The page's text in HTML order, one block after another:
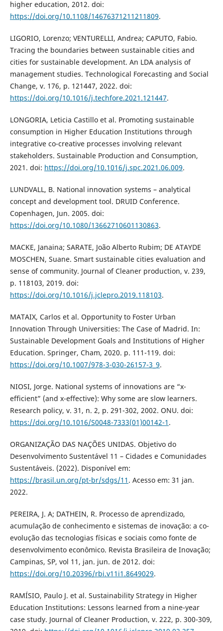
higher education, 2012. doi:
https://doi.org/10.1108/14676371211211809.
LIGORIO, Lorenzo; VENTURELLI, Andrea; CAPUTO, Fabio.
Tracing the boundaries between sustainable cities and
cities for sustainable development. An LDA analysis of
management studies. Technological Forecasting and Social
Change, v. 176, p. 121447, 2022. doi:
https://doi.org/10.1016/j.techfore.2021.121447.
LONGORIA, Leticia Castillo et al. Promoting sustainable
consumption in Higher Education Institutions through
integrative co-creative processes involving relevant
stakeholders. Sustainable Production and Consumption,
2021. doi: https://doi.org/10.1016/j.spc.2021.06.009.
LUNDVALL, B. National innovation systems – analytical
concept and development tool. DRUID Conference.
Copenhagen, Jun. 2005. doi:
https://doi.org/10.1080/13662710601130863.
MACKE, Janaina; SARATE, João Alberto Rubim; DE ATAYDE
MOSCHEN, Suane. Smart sustainable cities evaluation and
sense of community. Journal of Cleaner production, v. 239,
p. 118103, 2019. doi:
https://doi.org/10.1016/j.jclepro.2019.118103.
MATAIX, Carlos et al. Opportunity to Foster Urban
Innovation Through Universities: The Case of Madrid. In:
Sustainable Development Goals and Institutions of Higher
Education. Springer, Cham, 2020. p. 111-119. doi:
https://doi.org/10.1007/978-3-030-26157-3_9.
NIOSI, Jorge. National systems of innovations are “x-
efficient” (and x-effective): Why some are slow learners.
Research policy, v. 31, n. 2, p. 291-302, 2002. ONU. doi:
https://doi.org/10.1016/S0048-7333(01)00142-1 .
ORGANIZAÇÃO DAS NAÇÕES UNIDAS. Objetivo do
Desenvolvimento Sustentável 11 – Cidades e Comunidades
Sustentáveis. (2022). Disponível em:
https://brasil.un.org/pt-br/sdgs/11 . Acesso em: 31 jan.
2022.
PEREIRA, J. A; DATHEIN, R. Processo de aprendizado,
acumulação de conhecimento e sistemas de inovação: a co-
evolução das tecnologias físicas e sociais como fonte de
desenvolvimento econômico. Revista Brasileira de Inovação;
Campinas, SP, vol 11, jan. jun. de 2012. doi:
https://doi.org/10.20396/rbi.v11i1.8649029.
RAMÍSIO, Paulo J. et al. Sustainability Strategy in Higher
Education Institutions: Lessons learned from a nine-year
case study. Journal of Cleaner Production, v. 222, p. 300-309,